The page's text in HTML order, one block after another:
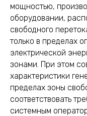
мощностью,
оборудовании,
свободного
только в пределах
электрической
зонами. При этом
характеристики
пределах зоны
соответствовать
системным